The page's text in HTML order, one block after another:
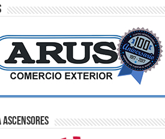
Ascensores